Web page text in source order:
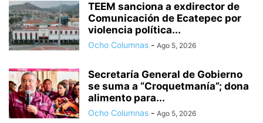
TEEM sanciona a exdirector de
Comunicación de Ecatepec por
violencia política...
Ocho Columnas - Ago 5, 2026
Secretaría General de Gobierno
se suma a “Croquetmanía”; dona
alimento para...
Ocho Columnas - Ago 5, 2026